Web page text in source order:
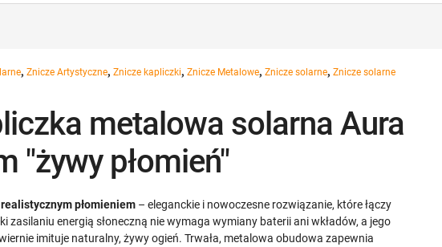
,Znicze Artystyczne,Znicze kapliczki,Znicze Metalowe,Znicze solarne,Znicze solarne
metalowa solarna Aura
"żywy płomień"
płomieniem – eleganckie i nowoczesne rozwiązanie, które łączy
zasilaniu energią słoneczną nie wymaga wymiany baterii ani wkładów, a jego
imituje naturalny, żywy ogień. Trwała, metalowa obudowa zapewnia